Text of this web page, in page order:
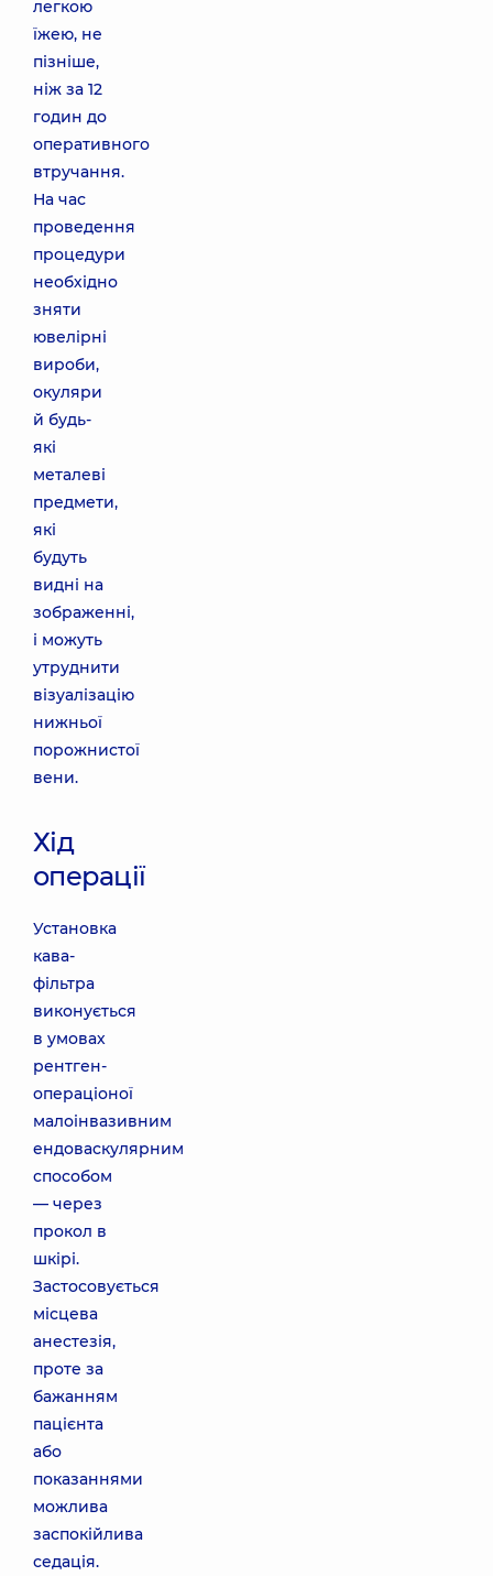
легкою
їжею, не
пізніше,
ніж за 12
годин до
оперативного
втручання.
На час
проведення
процедури
необхідно
зняти
ювелірні
вироби,
окуляри
й будь-
які
металеві
предмети,
які
будуть
видні на
зображенні,
і можуть
утруднити
візуалізацію
нижньої
порожнистої
вени.
Хід
операції
Установка
кава-
фільтра
виконується
в умовах
рентген-
операціоної
малоінвазивним
ендоваскулярним
способом
— через
прокол в
шкірі.
Застосовується
місцева
анестезія,
проте за
бажанням
пацієнта
або
показаннями
можлива
заспокійлива
седація.